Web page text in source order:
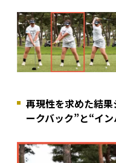
再現性を求めた結
ークバック”と“イ